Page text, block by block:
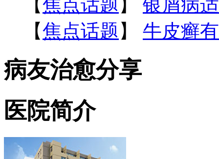
【焦点话题 】 银屑病
【焦点话题 】 牛皮癣
病友治愈分享
医院简介